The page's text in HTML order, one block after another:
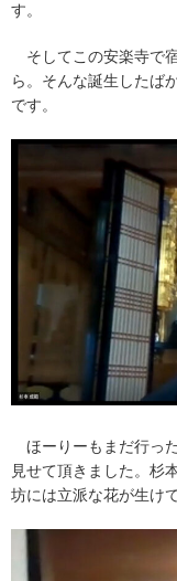
す。
そしてこの安楽寺で
ら。そんな誕生したば
です。
ほーりーもまだ行っ
見せて頂きました。杉
坊には立派な花が生け